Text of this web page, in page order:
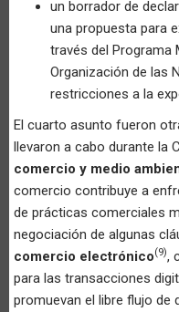
un borrador de
una propuesta para
través del Programa
Organización de las
restricciones a la
El cuarto asunto fueron
llevaron a cabo durante la
comercio y medio
comercio contribuye a
de prácticas comerciales
negociación de algunas
comercio electrónico(9),
para las transacciones
promuevan el libre flujo